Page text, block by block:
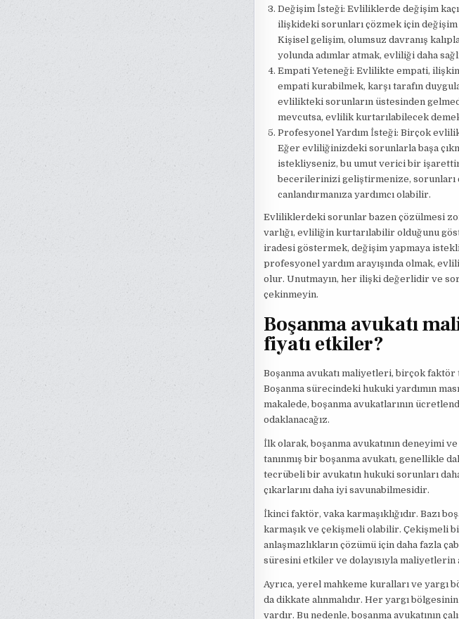
Değişim İsteği: Evliliklerde değişim
ilişkideki sorunları çözmek için
Kişisel gelişim, olumsuz davranış
yolunda adımlar atmak, evliliği daha
Empati Yeteneği: Evlilikte empati,
empati kurabilmek, karşı tarafın
evlilikteki sorunların üstesinden
mevcutsa, evlilik kurtarılabilecek
Profesyonel Yardım İsteği: Birçok
Eğer evliliğinizdeki sorunlarla başa
istekliyseniz, bu umut verici bir
becerilerinizi geliştirmenize,
canlandırmanıza yardımcı olabilir.
Evliliklerdeki sorunlar bazen çözülmesi
varlığı, evliliğin kurtarılabilir olduğunu
iradesi göstermek, değişim yapmaya
profesyonel yardım arayışında olmak,
olur. Unutmayın, her ilişki değerlidir ve
çekinmeyin.
Boşanma avukatı
fiyatı etkiler?
Boşanma avukatı maliyetleri, birçok
Boşanma sürecindeki hukuki yardımın
makalede, boşanma avukatlarının
odaklanacağız.
İlk olarak, boşanma avukatının deneyimi
tanınmış bir boşanma avukatı, genellikle
tecrübeli bir avukatın hukuki sorunları
çıkarlarını daha iyi savunabilmesidir.
İkinci faktör, vaka karmaşıklığıdır. Bazı
karmaşık ve çekişmeli olabilir. Çekişmeli
anlaşmazlıkların çözümü için daha fazla
süresini etkiler ve dolayısıyla maliyetlerin
Ayrıca, yerel mahkeme kuralları ve yargı
da dikkate alınmalıdır. Her yargı
vardır. Bu nedenle, boşanma avukatının